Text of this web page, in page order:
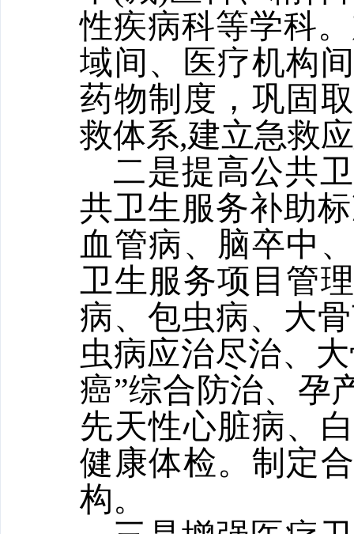
性疾病科等学科
域间、医疗机构
药物制度，巩固
救体系,建立急救
二是提高公共
共卫生服务补助
血管病、脑卒中
卫生服务项目管
病、包虫病、大
虫病应治尽治、
癌”综合防治、孕
先天性心脏病、
健康体检。制定
构。